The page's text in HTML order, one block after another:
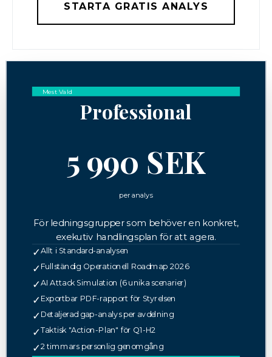
STARTA GRATIS ANALYS
Mest Vald
Professional
5 990 SEK
per analys
För ledningsgrupper som behöver en konkret,
exekutiv handlingsplan för att agera.
✓Allt i Standard-analysen
✓Fullständig Operationell Roadmap 2026
✓AI Attack Simulation (6 unika scenarier)
✓Exportbar PDF-rapport för Styrelsen
✓Detaljerad gap-analys per avdelning
✓Taktisk "Action-Plan" för Q1-H2
✓2 timmars personlig genomgång